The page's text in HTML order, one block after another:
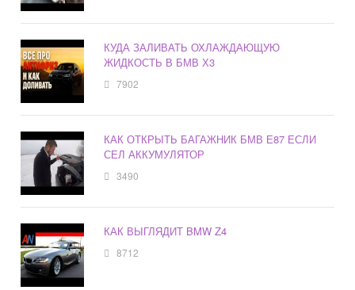
КУДА ЗАЛИВАТЬ ОХЛАЖДАЮЩУЮ
ЖИДКОСТЬ В БМВ Х3
7902
КАК ОТКРЫТЬ БАГАЖНИК БМВ Е87 ЕСЛИ
СЕЛ АККУМУЛЯТОР
3490
КАК ВЫГЛЯДИТ BMW Z4
8712